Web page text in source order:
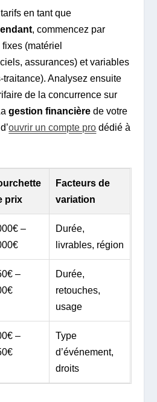
en tant que
, commencez par
(matériel
assurances) et variables
traitance). Analysez ensuite
de la concurrence sur
gestion financière de votre
ouvrir un compte pro dédié à
prix
Facteurs de
variation
–
Durée,
livrables, région
–
Durée,
retouches,
usage
–
Type
d’événement,
droits